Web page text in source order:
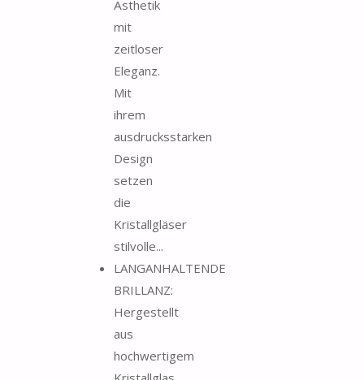
Ästhetik
mit
zeitloser
Eleganz.
Mit
ihrem
ausdrucksstarken
Design
setzen
die
Kristallgläser
stilvolle...
LANGANHALTENDE
BRILLANZ:
Hergestellt
aus
hochwertigem